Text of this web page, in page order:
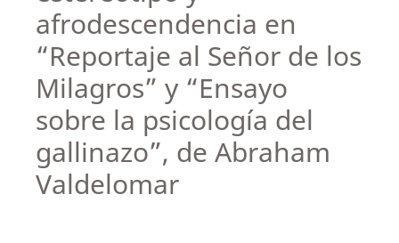
afrodescendencia en
“Reportaje al Señor de los
Milagros” y “Ensayo
sobre la psicología del
gallinazo”, de Abraham
Valdelomar